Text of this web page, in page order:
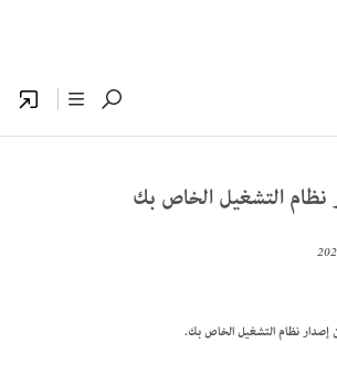
التشغيل الخاص بك
نظام التشغيل الخاص بك.